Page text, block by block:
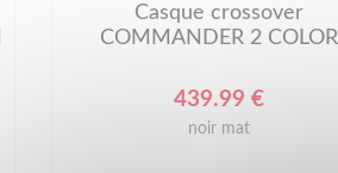
Casque crossover
COMMANDER 2 COLOR
439.99 €
noir mat